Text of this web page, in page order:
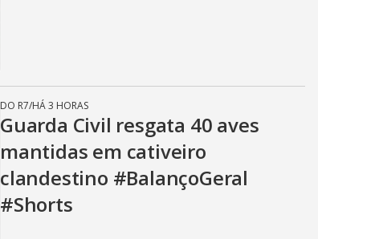
DO R7/HÁ 3 HORAS
Guarda Civil resgata 40 aves
mantidas em cativeiro
clandestino #BalançoGeral
#Shorts